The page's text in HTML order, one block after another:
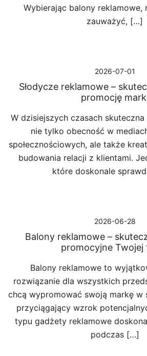
Wybierając balony reklamowe,
zauważyć, […]
2026-07-01
Słodycze reklamowe –
promocję
W dzisiejszych czasach
nie tylko obecność w
społecznościowych, ale także
budowania relacji z klientami.
które doskonale
2026-06-28
Balony reklamowe –
promocyjne Twojej
Balony reklamowe to
rozwiązanie dla wszystkich
chcą wypromować swoją markę w
przyciągający wzrok
typu gadżety reklamowe
podczas […]